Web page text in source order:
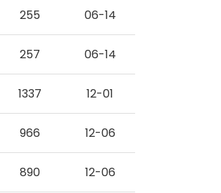
255 06-14
257 06-14
1337 12-01
966 12-06
890 12-06